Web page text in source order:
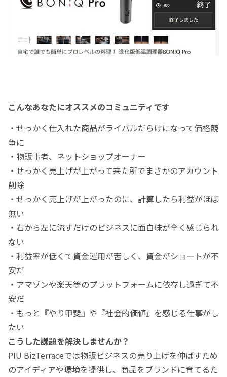
こんなあなたにオススメのコミュニティです
・せっかく仕入れた商品がライバルだらけになって価格競
争に
・物販事者、ネットショップオーナー
・せっかく売上げが上がって来た所でまさかのアカウント
削除
・せっかく売上げが上がったのに、計算したら利益がほぼ
無い
・右から左に流すだけのビジネスに面白味が全く感じられ
ない
・利益率が低くて資金運用が苦しく、資金がショートが不
安だ
・アマゾンや楽天等のプラットフォームに依存し過ぎて不
安だ
・もっと『やり甲斐』や『社会的価値』を感じる仕事がし
たい
こうした課題を解決しませんか？
PIU BizTerraceでは物販ビジネスの売り上げを伸ばすため
のアイディアや環境を提供し、商品をブランドに育てるた